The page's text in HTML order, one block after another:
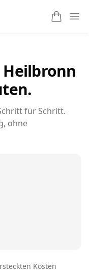
für Schritt.
ohne
Kosten